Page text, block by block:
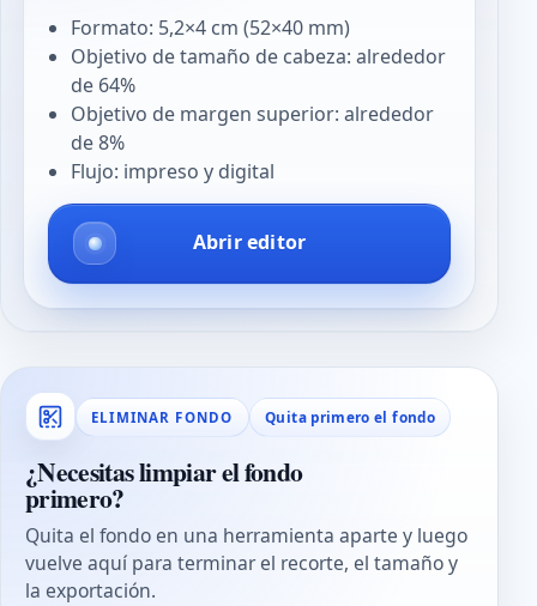
Formato: 5,2×4 cm (52×40 mm)
Objetivo de tamaño de cabeza: alrededor
de 64%
Objetivo de margen superior: alrededor
de 8%
Flujo: impreso y digital
Abrir editor
ELIMINAR FONDO Quita primero el fondo
¿Necesitas limpiar el fondo
primero?
Quita el fondo en una herramienta aparte y luego
vuelve aquí para terminar el recorte, el tamaño y
la exportación.